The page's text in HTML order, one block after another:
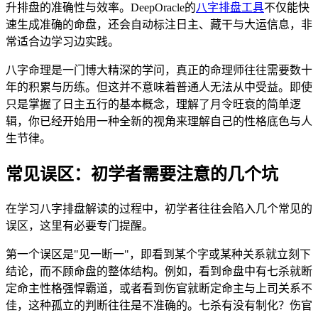
升排盘的准确性与效率。DeepOracle的八字排盘工具不仅能快
速生成准确的命盘，还会自动标注日主、藏干与大运信息，非
常适合边学习边实践。
八字命理是一门博大精深的学问，真正的命理师往往需要数十
年的积累与历练。但这并不意味着普通人无法从中受益。即使
只是掌握了日主五行的基本概念，理解了月令旺衰的简单逻
辑，你已经开始用一种全新的视角来理解自己的性格底色与人
生节律。
常见误区：初学者需要注意的几个坑
在学习八字排盘解读的过程中，初学者往往会陷入几个常见的
误区，这里有必要专门提醒。
第一个误区是"见一断一"，即看到某个字或某种关系就立刻下
结论，而不顾命盘的整体结构。例如，看到命盘中有七杀就断
定命主性格强悍霸道，或者看到伤官就断定命主与上司关系不
佳，这种孤立的判断往往是不准确的。七杀有没有制化？伤官